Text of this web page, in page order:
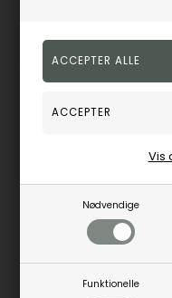
Nødvendige
Funktionelle
Vis
19%
Alura Grace